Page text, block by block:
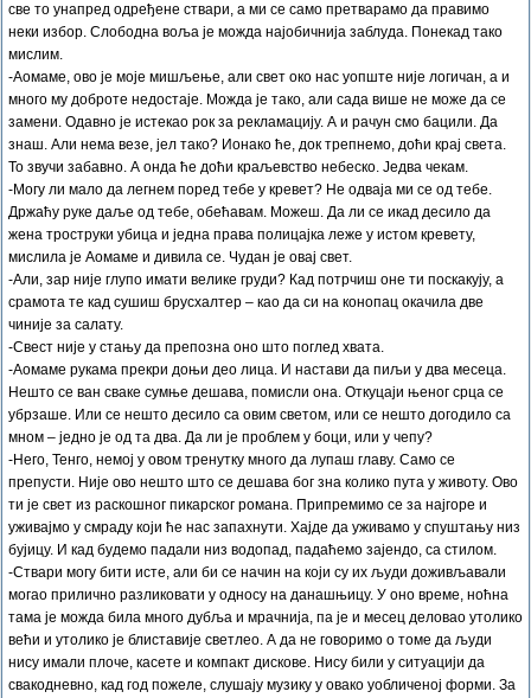
све то унапред одређене ствари, а ми се само претварамо да правимо
неки избор. Слободна воља је можда најобичнија заблуда. Понекад тако
мислим.
-Аомаме, ово је моје мишљење, али свет око нас уопште није логичан, а и
много му доброте недостаје. Можда је тако, али сада више не може да се
замени. Одавно је истекао рок за рекламацију. А и рачун смо бацили. Да
знаш. Али нема везе, јел тако? Ионако ће, док трепнемо, доћи крај света.
То звучи забавно. А онда ће доћи краљевство небеско. Једва чекам.
-Могу ли мало да легнем поред тебе у кревет? Не одваја ми се од тебе.
Држаћу руке даље од тебе, обећавам. Можеш. Да ли се икад десило да
жена троструки убица и једна права полицајка леже у истом кревету,
мислила је Аомаме и дивила се. Чудан је овај свет.
-Али, зар није глупо имати велике груди? Кад потрчиш оне ти поскакују, а
срамота те кад сушиш брусхалтер – као да си на конопац окачила две
чиније за салату.
-Свест није у стању да препозна оно што поглед хвата.
-Аомаме рукама прекри доњи део лица. И настави да пиљи у два месеца.
Нешто се ван сваке сумње дешава, помисли она. Откуцаји њеног срца се
убрзаше. Или се нешто десило са овим светом, или се нешто догодило са
мном – једно је од та два. Да ли је проблем у боци, или у чепу?
-Него, Тенго, немој у овом тренутку много да лупаш главу. Само се
препусти. Није ово нешто што се дешава бог зна колико пута у животу. Ово
ти је свет из раскошног пикарског романа. Припремимо се за најгоре и
уживајмо у смраду који ће нас запахнути. Хајде да уживамо у спуштању низ
бујицу. И кад будемо падали низ водопад, падаћемо зајендо, са стилом.
-Ствари могу бити исте, али би се начин на који су их људи доживљавали
могао прилично разликовати у односу на данашњицу. У оно време, ноћна
тама је можда била много дубља и мрачнија, па је и месец деловао утолико
већи и утолико је блиставије светлео. А да не говоримо о томе да људи
нису имали плоче, касете и компакт дискове. Нису били у ситуацији да
свакодневно, кад год пожеле, слушају музику у овако уобличеној форми. За